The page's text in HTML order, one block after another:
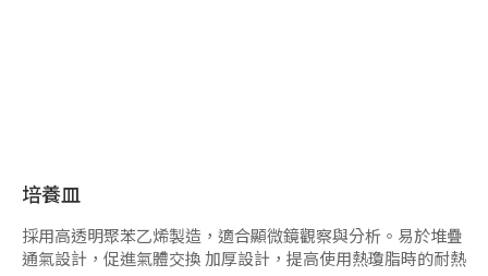
培養皿
採用高透明聚苯乙烯製造，適合顯微鏡觀察與分析。易於堆疊
通氣設計，促進氣體交換 加厚設計，提高使用熱瓊脂時的耐熱